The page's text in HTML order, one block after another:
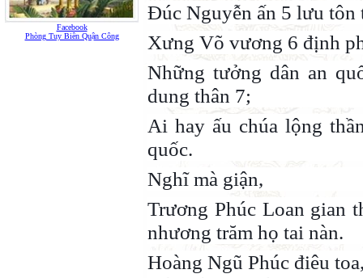
Facebook
Phòng Tuy Biên Quận Công
Đúc Nguyễn ấn 5 lưu tôn
Xưng Võ vương 6 định
Những tưởng dân an
dung thân 7;
Ai hay ấu chúa lộng
quốc.
Nghĩ mà giận,
Trương Phúc Loan gian
nhương trăm họ tai nàn.
Hoàng Ngũ Phúc điêu